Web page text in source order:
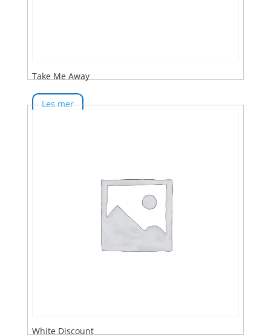
Take Me Away
Les mer
White Discount